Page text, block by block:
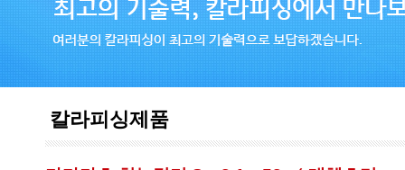
칼라피싱제품